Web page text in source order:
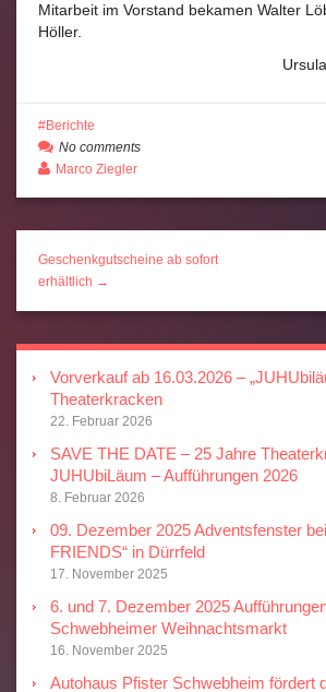
Mitarbeit im Vorstand bekamen Walter
Höller.
Berichte
No comments
Marco Ziegler
Geschenkgutscheine ab sofort
erhältlich →
Vorverkauf ab 16.03.2026 –
Theaterkracken
22. Februar 2026
SAVE THE DATE – 25 Jahre
JUHUbiLäum – Aufführungen 2026
8. Februar 2026
09. Dezember 2025 Adventsfenster
FRIENDS“ in Dürrfeld
17. November 2025
6. und 7. Dezember 2025
Schwebheimer Weihnachtsmarkt
16. November 2025
Autohaus Pfister Schwebheim fördert